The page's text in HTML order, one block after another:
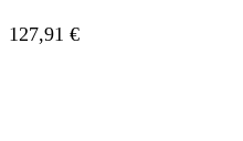
127,91 €